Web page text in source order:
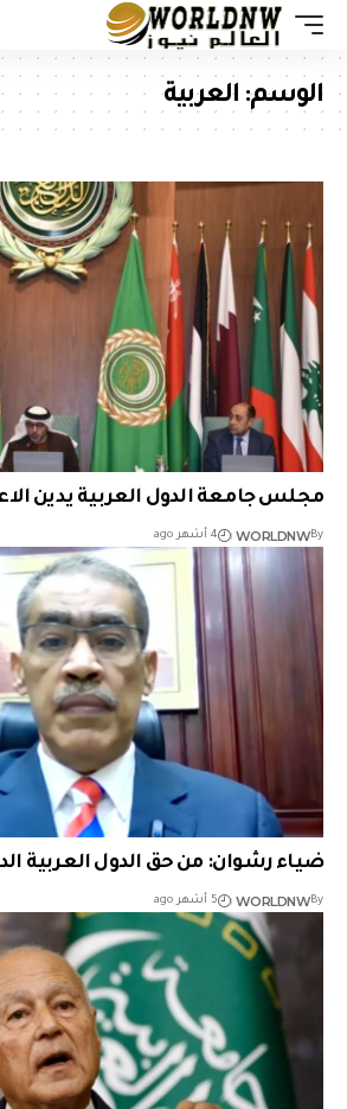
الوسم: العربية
مجلس جامعة الدول العربية يدين
By
WORLDNW 4 أشهر ago
ضياء رشوان: من حق الدول العربية
By
WORLDNW 5 أشهر ago